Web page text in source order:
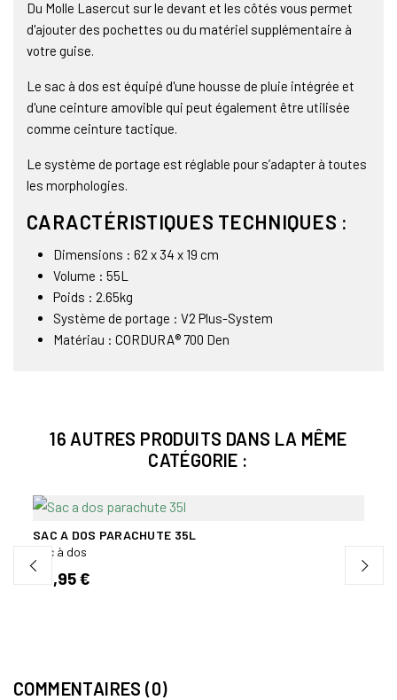
Du Molle Lasercut sur le devant et les côtés vous permet
d'ajouter des pochettes ou du matériel supplémentaire à
votre guise.
Le sac à dos est équipé d'une housse de pluie intégrée et
d'une ceinture amovible qui peut également être utilisée
comme ceinture tactique.
Le système de portage est réglable pour s’adapter à toutes
les morphologies.
CARACTÉRISTIQUES TECHNIQUES :
Dimensions : 62 x 34 x 19 cm
Volume : 55L
Poids : 2.65kg
Système de portage : V2 Plus-System
Matériau : CORDURA® 700 Den
16 AUTRES PRODUITS DANS LA MÊME
CATÉGORIE :
SAC A DOS PARACHUTE 35L
Sac à dos
42,95 €
COMMENTAIRES (0)